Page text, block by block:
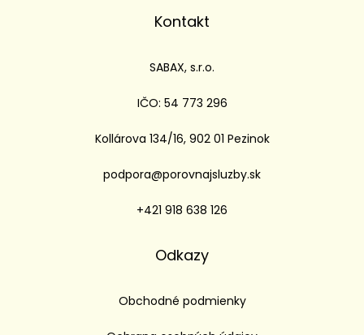
Kontakt
SABAX, s.r.o.
IČO: 54 773 296
Kollárova 134/16, 902 01 Pezinok
podpora@porovnajsluzby.sk
+421 918 638 126
Odkazy
Obchodné podmienky